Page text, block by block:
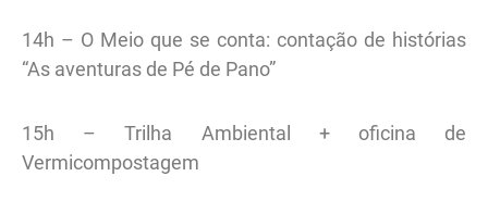
14h – O Meio que se conta: contação de histórias
“As aventuras de Pé de Pano”
15h – Trilha Ambiental + oficina de
Vermicompostagem